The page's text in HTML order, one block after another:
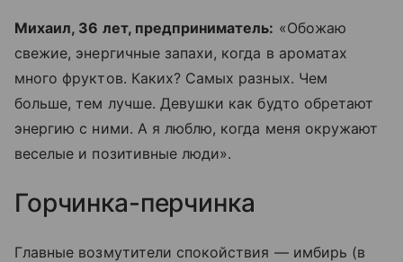
Михаил, 36 лет, предприниматель: «Обожаю
свежие, энергичные запахи, когда в ароматах
много фруктов. Каких? Самых разных. Чем
больше, тем лучше. Девушки как будто обретают
энергию с ними. А я люблю, когда меня окружают
веселые и позитивные люди».
Горчинка-перчинка
Главные возмутители спокойствия — имбирь (в